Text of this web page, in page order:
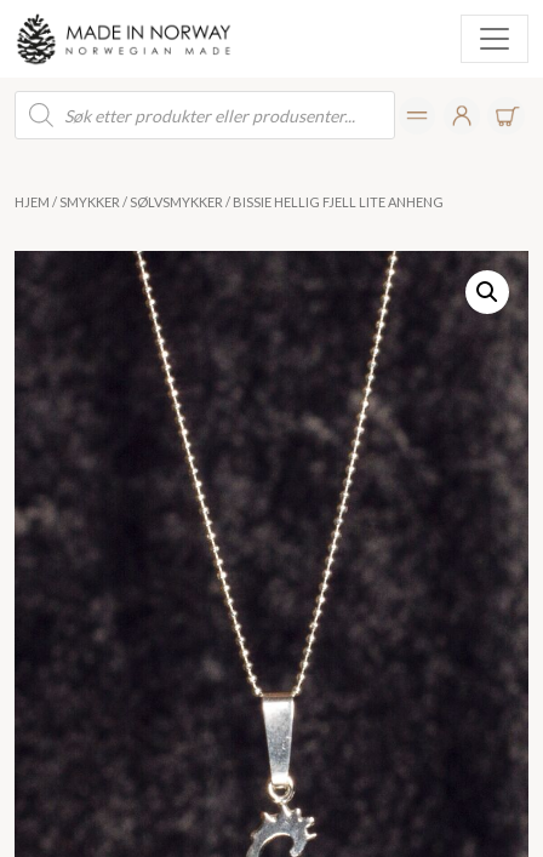
Products
search
HJEM / SMYKKER / SØLVSMYKKER / BISSIE HELLIG FJELL LITE ANHENG